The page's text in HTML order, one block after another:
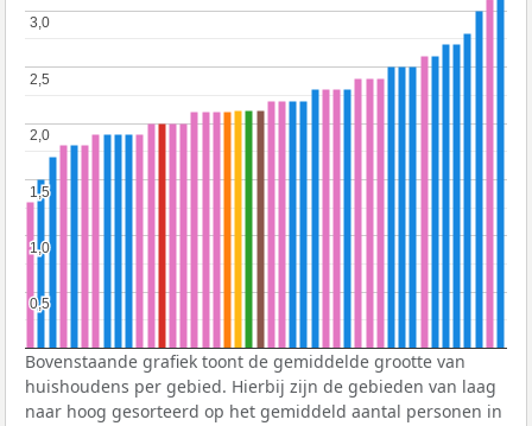
0,5
0,5
1,0
1,0
1,5
1,5
2,0
2,0
2,5
2,5
3,0
3,0
Bovenstaande grafiek toont de gemiddelde grootte van
huishoudens per gebied. Hierbij zijn de gebieden van laag
naar hoog gesorteerd op het gemiddeld aantal personen in